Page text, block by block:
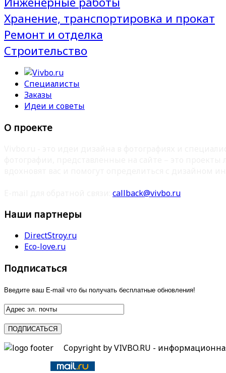
Хранение, транспортировка и прокат
Ремонт и отделка
Строительство
Специалисты
Заказы
Идеи и советы
О проекте
callback@vivbo.ru
Наши партнеры
DirectStroy.ru
Eco-love.ru
Подписаться
Введите ваш E-mail что бы получать бесплатные обновления!
Copyright by VIVBO.RU -